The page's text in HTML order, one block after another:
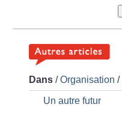
Dans /Organisation /
Un autre futur